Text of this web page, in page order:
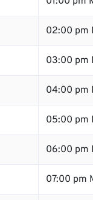
02:00 pm
03:00 pm
04:00 pm
05:00 pm
06:00 pm
07:00 pm